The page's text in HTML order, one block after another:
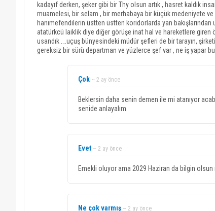
kadayıf derken, şeker gibi bir Thy olsun artık , hasret kaldık
muamelesi, bir selam , bir merhabaya bir küçük medeniyete
hanımefendilerin üstten üstten koridorlarda yan
atatürkcü laiklik diye diğer görüşe inat hal ve hareketlere giren
usandık ….uçuş bünyesindeki müdür şefleri de bir tarayın,
gereksiz bir sürü departman ve yüzlerce şef var , ne iş yapar
Çok ~ 2 ay önce
Beklersin daha senin demen ile mi atanıyor
senide anlayalım
Evet ~ 2 ay önce
Emekli oluyor ama 2029 Haziran da bilgin
Ne çok varmış ~ 2 ay önce